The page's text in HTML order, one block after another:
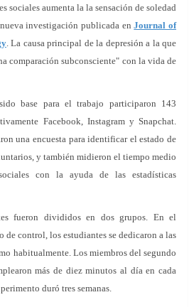
sociales aumenta la la sensación de soledad
investigación publicada enJournal of
. La causa principal de la depresión a la que
comparación subconsciente" con la vida de
base para el trabajo participaron 143
Facebook, Instagram y Snapchat.
una encuesta para identificar el estado de
y también midieron el tiempo medio
con la ayuda de las estadísticas
fueron divididos en dos grupos. En el
control, los estudiantes se dedicaron a las
habitualmente. Los miembros del segundo
más de diez minutos al día en cada
duró tres semanas.